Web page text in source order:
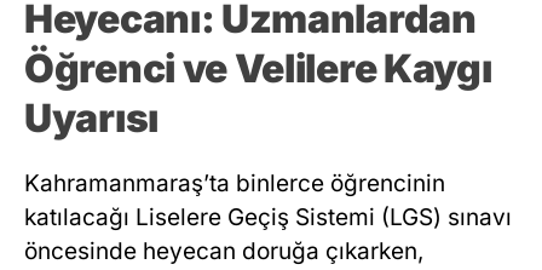
Heyecanı: Uzmanlardan
Öğrenci ve Velilere Kaygı
Uyarısı
Kahramanmaraş’ta binlerce öğrencinin
katılacağı Liselere Geçiş Sistemi (LGS) sınavı
öncesinde heyecan doruğa çıkarken,